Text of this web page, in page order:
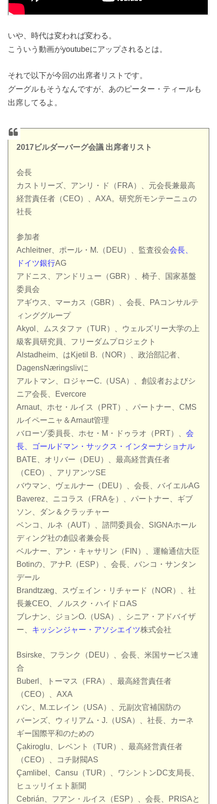
いや、時代は変われば変わる。
こういう動画がyoutubeにアップされるとは。
それで以下が今回の出席者リストです。
グーグルもそうなんですが、あのピーター・ティールも
出席してるよ。
2017ビルダーバーグ会議 出席者リスト
会長
カストリーズ、アンリ・ド（FRA）、元会長兼最高
経営責任者（CEO）、AXA。研究所モンテーニュの
社長
参加者
Achleitner、ポール・M.（DEU）、監査役会会長、
ドイツ銀行AG
アドニス、アンドリュー（GBR）、椅子、国家基盤
委員会
アギウス、マーカス（GBR）、会長、PAコンサルテ
ィンググループ
Akyol、ムスタファ（TUR）、ウェルズリー大学の上
級客員研究員、フリーダムプロジェクト
Alstadheim、はKjetil B.（NOR）、政治部記者、
DagensNæringslivに
アルトマン、ロジャーC.（USA）、創設者およびシ
ニア会長、Evercore
Arnaut、ホセ・ルイス（PRT）、パートナー、CMS
ルイペーニャ＆Arnaut管理
バローゾ委員長、ホセ・M・ドゥラオ（PRT）、会
長、ゴールドマン・サックス・インターナショナル
BATE、オリバー（DEU）、最高経営責任者
（CEO）、アリアンツSE
バウマン、ヴェルナー（DEU）、会長、バイエルAG
Baverez、ニコラス（FRAを）、パートナー、ギブ
ソン、ダン＆クラッチャー
ベンコ、ルネ（AUT）、諮問委員会、SIGNAホール
ディング社の創設者兼会長
ベルナー、アン・キャサリン（FIN）、運輸通信大臣
Botinの、アナP.（ESP）、会長、バンコ・サンタン
デール
Brandtzæg、スヴェイン・リチャード（NOR）、社
長兼CEO、ノルスク・ハイドロAS
ブレナン、ジョンO.（USA）、シニア・アドバイザ
ー、 キッシンジャー・アソシエイツ株式会社
Bsirske、フランク（DEU）、会長、米国サービス連
合
Buberl、トーマス（FRA）、最高経営責任者
（CEO）、AXA
バン、M.エレイン（USA）、元副次官補国防の
バーンズ、ウィリアム・J.（USA）、社長、カーネ
ギー国際平和のための
Çakiroglu、レベント（TUR）、最高経営責任者
（CEO）、コチ財閥AS
Çamlibel、Cansu（TUR）、ワシントンDC支局長、
ヒュッリイェト新聞
Cebrián、フアン・ルイス（ESP）、会長、PRISAと